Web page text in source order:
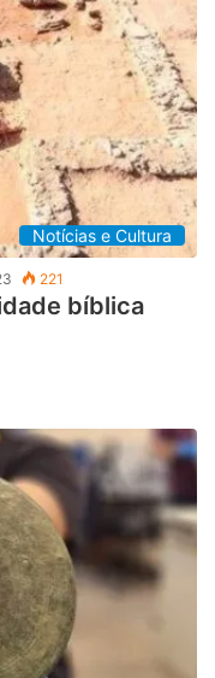
Notícias e Cultura
221
bíblica